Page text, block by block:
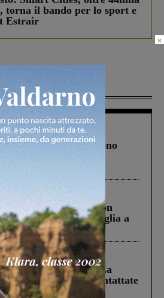
torna il bando per lo sport e
Estrair
in A1 in cui morirono
Lo schianto, il
sorpassi fra tir....
struttura di Castiglion
che aveva ucciso la figlia a
di Miah Billal. La
di avvistamento contattate
×